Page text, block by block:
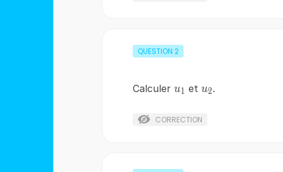
QUESTION 2
Calculer u_{1}
u1 et u_{2}
u2.
CORRECTION